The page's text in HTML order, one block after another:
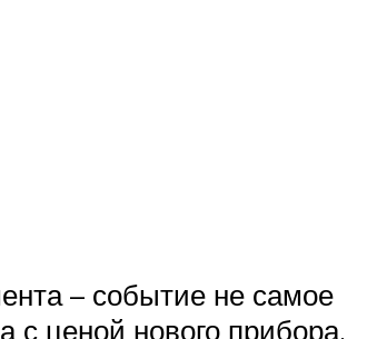
– событие не самое
с ценой нового прибора.